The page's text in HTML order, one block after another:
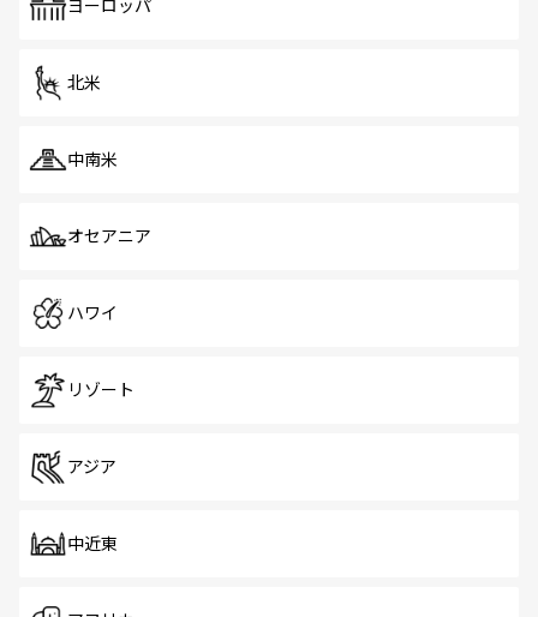
で、ホーカーズは地元の風情を楽しめる外せないスポット
ヨーロッパ
北米
中南米
オセアニア
ハワイ
リゾート
アジア
中近東